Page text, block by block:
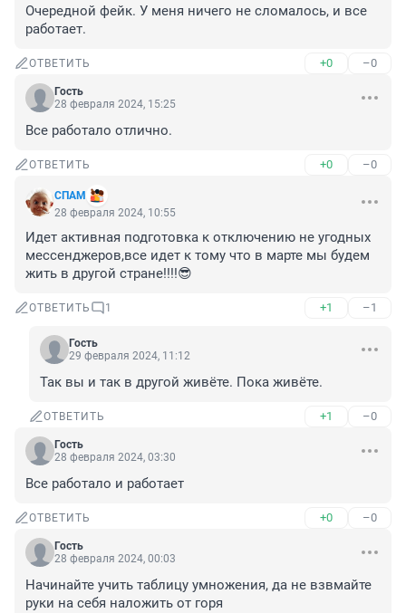
Очередной фейк. У меня ничего не сломалось, и все
работает.
ОТВЕТИТЬ +0 –0
Гость
28 февраля 2024, 15:25
Все работало отлично.
ОТВЕТИТЬ +0 –0
СПАМ
28 февраля 2024, 10:55
Идет активная подготовка к отключению не угодных
мессенджеров,все идет к тому что в марте мы будем
жить в другой стране!!!!😎
ОТВЕТИТЬ 1 +1 –1
Гость
29 февраля 2024, 11:12
Так вы и так в другой живёте. Пока живёте.
ОТВЕТИТЬ +1 –0
Гость
28 февраля 2024, 03:30
Все работало и работает
ОТВЕТИТЬ +0 –0
Гость
28 февраля 2024, 00:03
Начинайте учить таблицу умножения, да не взвмайте
руки на себя наложить от горя